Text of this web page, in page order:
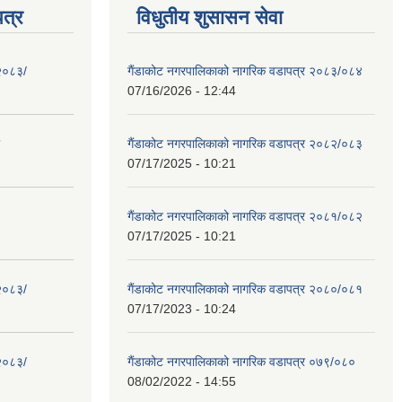
विधुतीय शुसासन सेवा
गैंडाकोट नगरपालिकाको नागरिक वडापत्र २०८३/०८४
07/16/2026 - 12:44
गैंडाकोट नगरपालिकाको नागरिक वडापत्र २०८२/०८३
07/17/2025 - 10:21
गैंडाकोट नगरपालिकाको नागरिक वडापत्र २०८१/०८२
07/17/2025 - 10:21
गैंडाकोट नगरपालिकाको नागरिक वडापत्र २०८०/०८१
07/17/2023 - 10:24
गैंडाकोट नगरपालिकाको नागरिक वडापत्र ०७९/०८०
08/02/2022 - 14:55